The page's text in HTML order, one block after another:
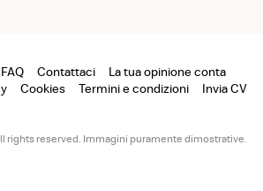
FAQ Contattaci
La tua opinione conta
Cookies Termini e condizioni Invia CV
rights reserved. Immagini puramente dimostrative.